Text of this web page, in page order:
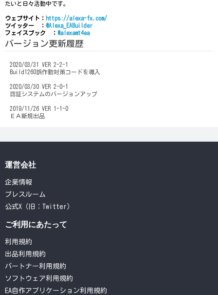
たいと日々活動中です。
ウェブサイト： https://alexa-fx.com/
ツイッター ： @Alexa_EABuilder
フェイスブック ： @alexamt4ea
バージョン更新履歴
2020/03/31 VER 2-2-1
Build1260誤作動対策コードを導入
2020/03/30 VER 2-0-1
認証システムのバージョンアップ
2019/11/26 VER 1-1-0
ＥＡ新規出品
運営会社
企業情報
プレスルーム
公式X（旧：Twitter）
ご利用にあたって
利用規約
出品利用規約
パートナー利用規約
ソフトウェア利用規約
EA自作アプリケーション利用規約